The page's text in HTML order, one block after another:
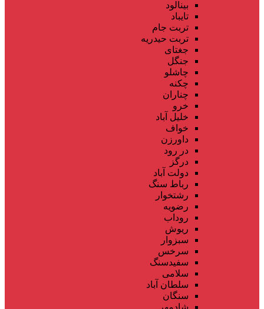
بینالود
تایباد
تربت جام
تربت حیدریه
جغتای
جنگل
چاشلو
چکنه
چناران
خرو
خلیل آباد
خواف
داورزن
در رود
درگز
دولت آباد
رباط سنگ
رشتخوار
رضویه
روداب
ریوش
سبزوار
سرخس
سفیدسنگ
سلامی
سلطان آباد
سنگان
شادمهر